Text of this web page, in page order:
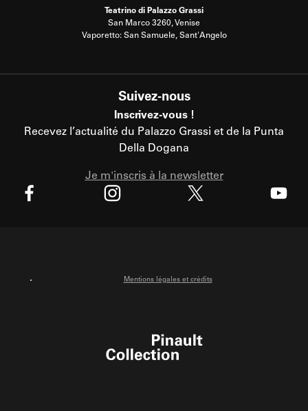
Teatrino di Palazzo Grassi
San Marco 3260, Venise
Vaporetto: San Samuele, Sant'Angelo
Suivez-nous
Inscrivez-vous !
Recevez l’actualité du Palazzo Grassi et de la Punta
Della Dogana
Je m'inscris à la newsletter
Mentions légales et crédits